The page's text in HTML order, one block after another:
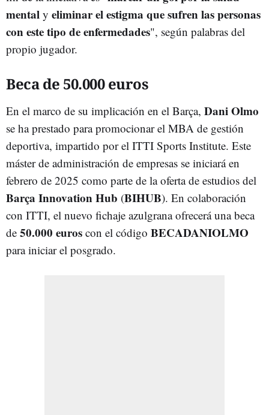
mental y eliminar el estigma que sufren las personas
con este tipo de enfermedades", según palabras del
propio jugador.
Beca de 50.000 euros
En el marco de su implicación en el Barça, Dani Olmo
se ha prestado para promocionar el MBA de gestión
deportiva, impartido por el ITTI Sports Institute. Este
máster de administración de empresas se iniciará en
febrero de 2025 como parte de la oferta de estudios del
Barça Innovation Hub (BIHUB). En colaboración
con ITTI, el nuevo fichaje azulgrana ofrecerá una beca
de 50.000 euros con el código BECADANIOLMO
para iniciar el posgrado.